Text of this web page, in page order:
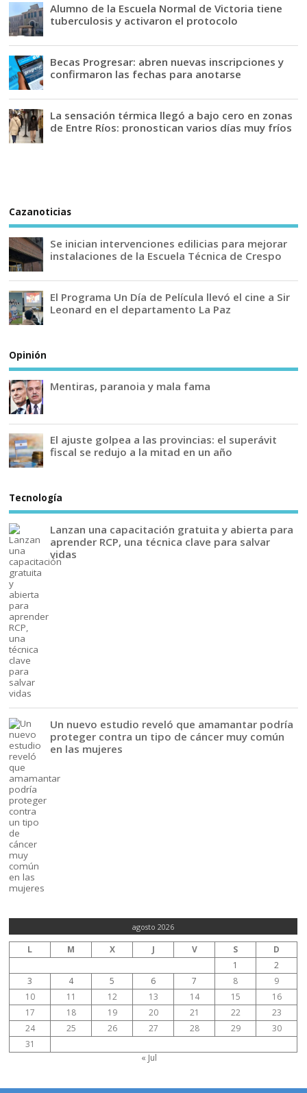
Alumno de la Escuela Normal de Victoria tiene
tuberculosis y activaron el protocolo
Becas Progresar: abren nuevas inscripciones y
confirmaron las fechas para anotarse
La sensación térmica llegó a bajo cero en zonas
de Entre Ríos: pronostican varios días muy fríos
Cazanoticias
Se inician intervenciones edilicias para mejorar
instalaciones de la Escuela Técnica de Crespo
El Programa Un Día de Película llevó el cine a Sir
Leonard en el departamento La Paz
Opinión
Mentiras, paranoia y mala fama
El ajuste golpea a las provincias: el superávit
fiscal se redujo a la mitad en un año
Tecnología
Lanzan una capacitación gratuita y abierta para
aprender RCP, una técnica clave para salvar
vidas
Un nuevo estudio reveló que amamantar podría
proteger contra un tipo de cáncer muy común
en las mujeres
agosto 2026
L M X J V S
D
1
2
3
4 5 6 7 8
9
10
11 12 13 14 15
16
17
18 19 20 21 22
23
24
25 26 27 28 29
30
31
« Jul